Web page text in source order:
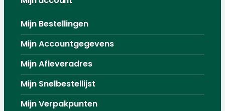
Mijn Bestellingen
Mijn Accountgegevens
Mijn Afleveradres
Mijn Snelbestellijst
Mijn Verpakpunten